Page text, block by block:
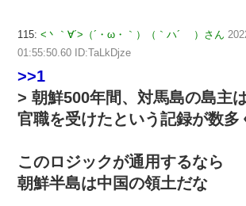
115: <丶｀∀´>（´・ω・｀）（｀ハ´ ）さん
01:55:50.60 ID:TaLkDjze
>>1
> 朝鮮500年間、対馬島の島主
官職を受けたという記録が数多
このロジックが通用するなら
朝鮮半島は中国の領土だな